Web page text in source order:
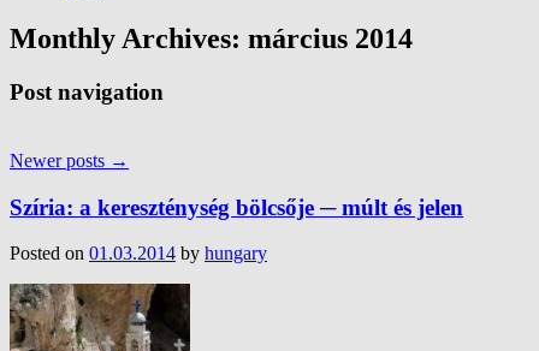
Monthly Archives: március 2014
Post navigation
Newer posts →
Szíria: a kereszténység bölcsője ─ múlt és jelen
Posted on 01.03.2014 by hungary